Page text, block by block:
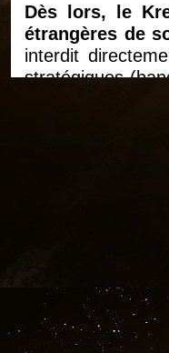
Dès lors, le
étrangères de
interdit
stratégiques
que possible le
entreprises
donner son
du temps ».